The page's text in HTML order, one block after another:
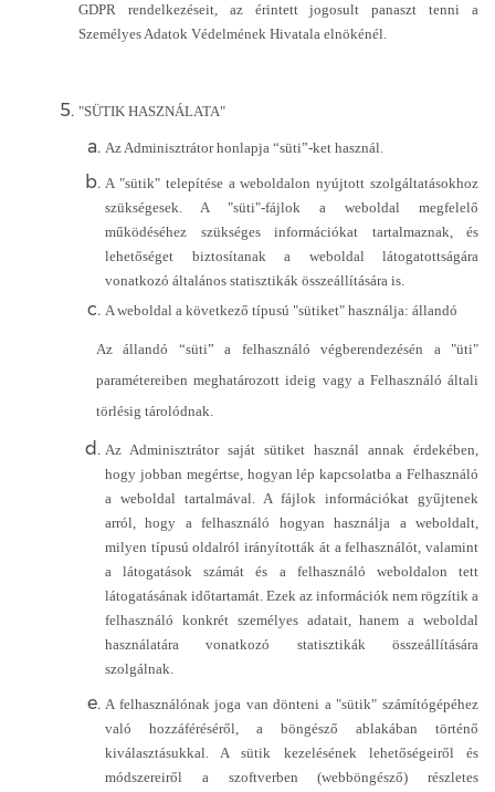
GDPR rendelkezéseit, az érintett jogosult panaszt tenni a
Személyes Adatok Védelmének Hivatala elnökénél.
"SÜTIK HASZNÁLATA"
Az Adminisztrátor honlapja “süti”-ket használ.
A "sütik" telepítése a weboldalon nyújtott szolgáltatásokhoz
szükségesek. A "süti"-fájlok a weboldal megfelelő
működéséhez szükséges információkat tartalmaznak, és
lehetőséget biztosítanak a weboldal látogatottságára
vonatkozó általános statisztikák összeállítására is.
A weboldal a következő típusú "sütiket" használja: állandó
Az állandó “süti” a felhasználó végberendezésén a "üti"
paramétereiben meghatározott ideig vagy a Felhasználó általi
törlésig tárolódnak.
Az Adminisztrátor saját sütiket használ annak érdekében,
hogy jobban megértse, hogyan lép kapcsolatba a Felhasználó
a weboldal tartalmával. A fájlok információkat gyűjtenek
arról, hogy a felhasználó hogyan használja a weboldalt,
milyen típusú oldalról irányították át a felhasználót, valamint
a látogatások számát és a felhasználó weboldalon tett
látogatásának időtartamát. Ezek az információk nem rögzítik a
felhasználó konkrét személyes adatait, hanem a weboldal
használatára vonatkozó statisztikák összeállítására
szolgálnak.
A felhasználónak joga van dönteni a "sütik" számítógépéhez
való hozzáféréséről, a böngésző ablakában történő
kiválasztásukkal. A sütik kezelésének lehetőségeiről és
módszereiről a szoftverben (webböngésző) részletes